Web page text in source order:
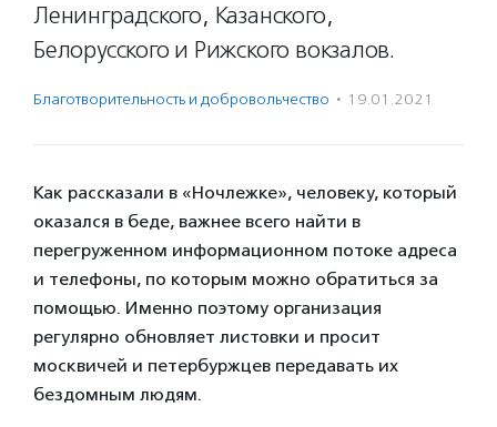
Ленинградского, Казанского,
Белорусского и Рижского вокзалов.
Благотвори­тель­ность и доброволь­чест­во · 19.01.2021
Как рассказали в «Ночлежке», человеку, который
оказался в беде, важнее всего найти в
перегруженном информационном потоке адреса
и телефоны, по которым можно обратиться за
помощью. Именно поэтому организация
регулярно обновляет листовки и просит
москвичей и петербуржцев передавать их
бездомным людям.